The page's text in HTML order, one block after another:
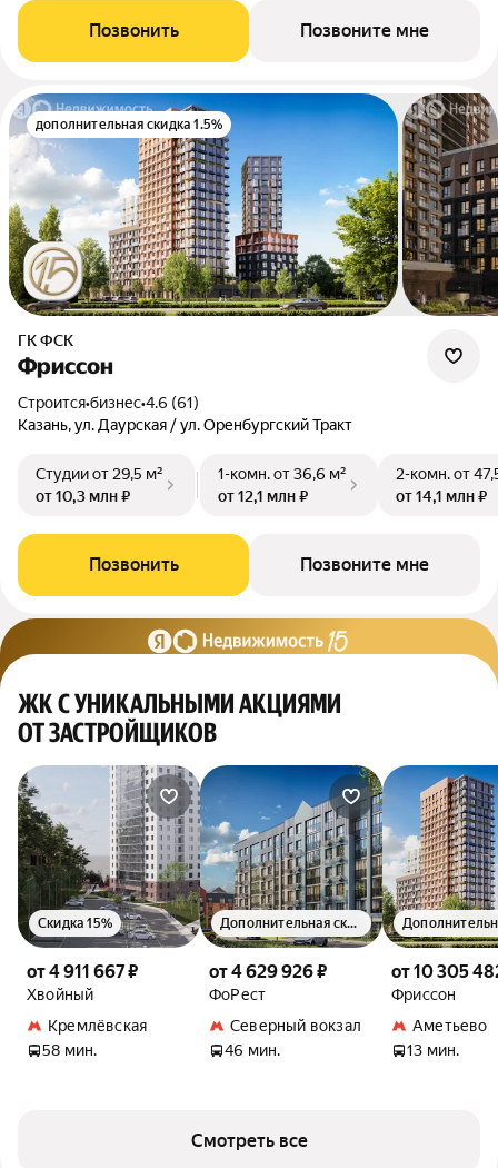
Позвонить Позвоните мне
дополнительная скидка 1.5%
ГК ФСК
Фриссон
Строится•бизнес•4.6 (61)
Казань, ул. Даурская / ул. Оренбургский Тракт
Студииот 29,5 м²
от 10,3 млн ₽
1-комн.от 36,6 м²
от 12,1 млн ₽
2-комн.от
от 14,1 млн ₽
Позвонить Позвоните мне
ЖК С УНИКАЛЬНЫМИ АКЦИЯМИ
ОТ ЗАСТРОЙЩИКОВ
от 4 911 667 ₽
Хвойный
Кремлёвская
58 мин.
Скидка 15%
от 4 629 926 ₽
ФоРест
Северный вокзал
46 мин.
Дополнительная скидка 1.5%
от 10 305
Фриссон
Аметьево
13 мин.
Смотреть все